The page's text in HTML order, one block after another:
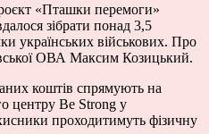
«Пташки перемоги»
зібрати понад 3,5
українських військових. Про
ОВА Максим Козицький.
коштів спрямують на
центру Be Strong у
проходитимуть фізичну